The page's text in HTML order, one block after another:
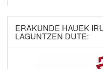
ERAKUNDE HAUEK
LAGUNTZEN DUTE: